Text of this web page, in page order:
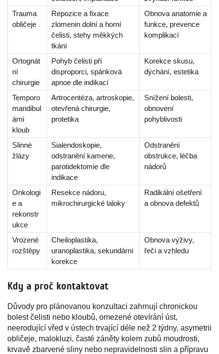
Trauma
obličeje
Repozice a fixace
zlomenin dolní a horní
čelisti, stehy měkkých
tkání
Obnova anatomie a
funkce, prevence
komplikací
Ortognát
ní
chirurgie
Pohyb čelisti při
disproporci, spánková
apnoe dle indikací
Korekce skusu,
dýchání, estetika
Temporo
mandibul
ární
kloub
Artrocentéza, artroskopie,
otevřená chirurgie,
protetika
Snížení bolesti,
obnovení
pohyblivosti
Slinné
žlázy
Sialendoskopie,
odstranění kamene,
parotidektomie dle
indikace
Odstranění
obstrukce, léčba
nádorů
Onkologi
e a
rekonstr
ukce
Resekce nádoru,
mikrochirurgické laloky
Radikální ošetření
a obnova defektů
Vrozené
rozštěpy
Cheiloplastika,
uranoplastika, sekundární
korekce
Obnova výživy,
řeči a vzhledu
Kdy a proč kontaktovat
Důvody pro plánovanou konzultaci zahrnují chronickou
bolest čelisti nebo kloubů, omezené otevírání úst,
neerodující vřed v ústech trvající déle než 2 týdny, asymetrii
obličeje, malokluzi, časté záněty kolem zubů moudrosti,
krvavě zbarvené sliny nebo nepravidelnosti slin a přípravu